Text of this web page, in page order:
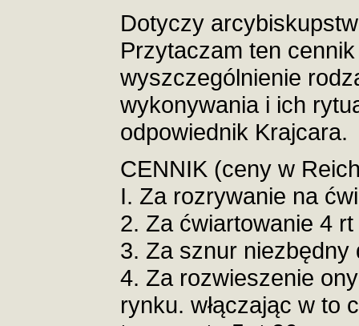
Dotyczy
Przytaczam ten
wyszczególnienie
wykonywania i ich
odpowiednik Krajcara.
CENNIK (ceny w
I. Za rozrywanie na
2. Za ćwiartowanie 4 rt
3. Za sznur niezbędny
4. Za rozwieszenie
rynku. włączając w to